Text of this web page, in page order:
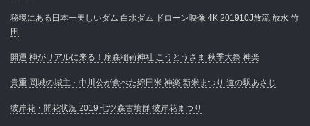
秘境にある日本一美しいダム 白水ダム ドローン映像 4K 201910J放流 放水 竹
田
開運 神がリアルに来る！扇森稲荷神社 こうとうさま 秋季大祭 神楽
貴重 岡城の城主・中川公が食べた綿田米 神楽 新米まつり 道の駅あさじ
彼岸花・開花状況 2019 七ツ森古墳群 彼岸花まつり